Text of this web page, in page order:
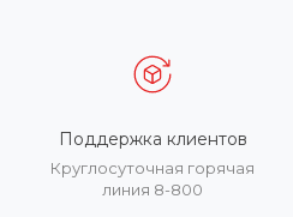
Поддержка клиентов
Круглосуточная горячая
линия 8-800